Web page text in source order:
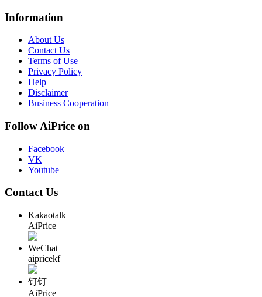
Information
About Us
Contact Us
Terms of Use
Privacy Policy
Help
Disclaimer
Business Cooperation
Follow AiPrice on
Facebook
VK
Youtube
Contact Us
Kakaotalk
AiPrice
WeChat
aipricekf
钉钉
AiPrice